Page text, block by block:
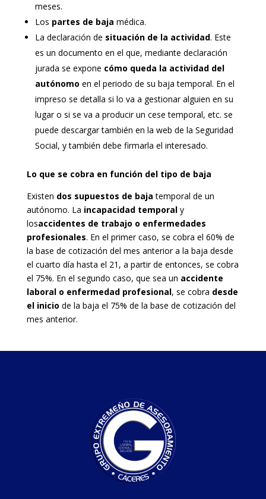
meses.
Los partes de baja médica.
La declaración de situación de la actividad. Este
es un documento en el que, mediante declaración
jurada se expone cómo queda la actividad del
autónomo en el periodo de su baja temporal. En el
impreso se detalla si lo va a gestionar alguien en su
lugar o si se va a producir un cese temporal, etc. se
puede descargar también en la web de la Seguridad
Social, y también debe firmarla el interesado.
Lo que se cobra en función del tipo de baja
Existen dos supuestos de baja temporal de un
autónomo. La incapacidad temporaly
losaccidentes de trabajo o enfermedades
profesionales. En el primer caso, se cobra el 60% de
la base de cotización del mes anterior a la baja desde
el cuarto día hasta el 21, a partir de entonces, se cobra
el 75%. En el segundo caso, que sea un accidente
laboral o enfermedad profesional, se cobra desde
el inicio de la baja el 75% de la base de cotización del
mes anterior.